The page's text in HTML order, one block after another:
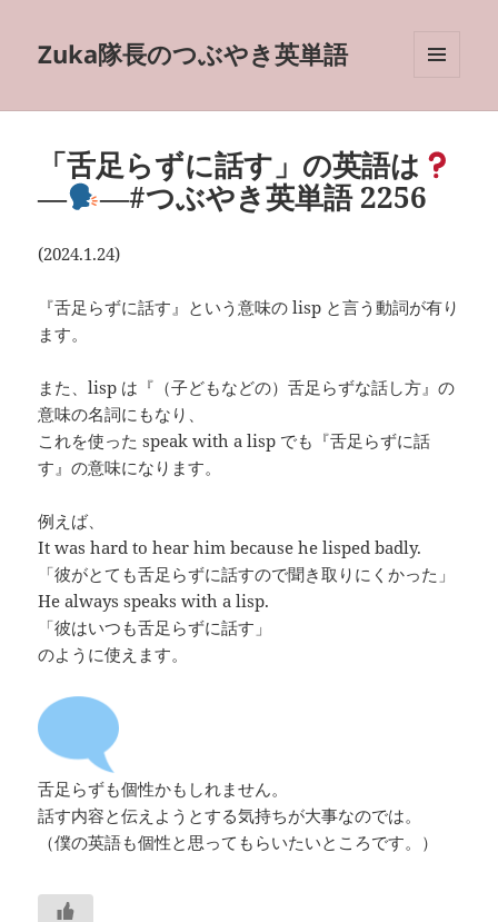
Zuka隊長のつぶやき英単語
ーとウ
ット
「舌足らずに話す」の英語は
―
―#つぶやき英単語 2256
(2024.1.24)
『舌足らずに話す』という意味の lisp と言う動詞が有り
ます。
また、lisp は『（子どもなどの）舌足らずな話し方』の
意味の名詞にもなり、
これを使った speak with a lisp でも『舌足らずに話
す』の意味になります。
例えば、
It was hard to hear him because he lisped badly.
「彼がとても舌足らずに話すので聞き取りにくかった」
He always speaks with a lisp.
「彼はいつも舌足らずに話す」
のように使えます。
舌足らずも個性かもしれません。
話す内容と伝えようとする気持ちが大事なのでは。
（僕の英語も個性と思ってもらいたいところです。）